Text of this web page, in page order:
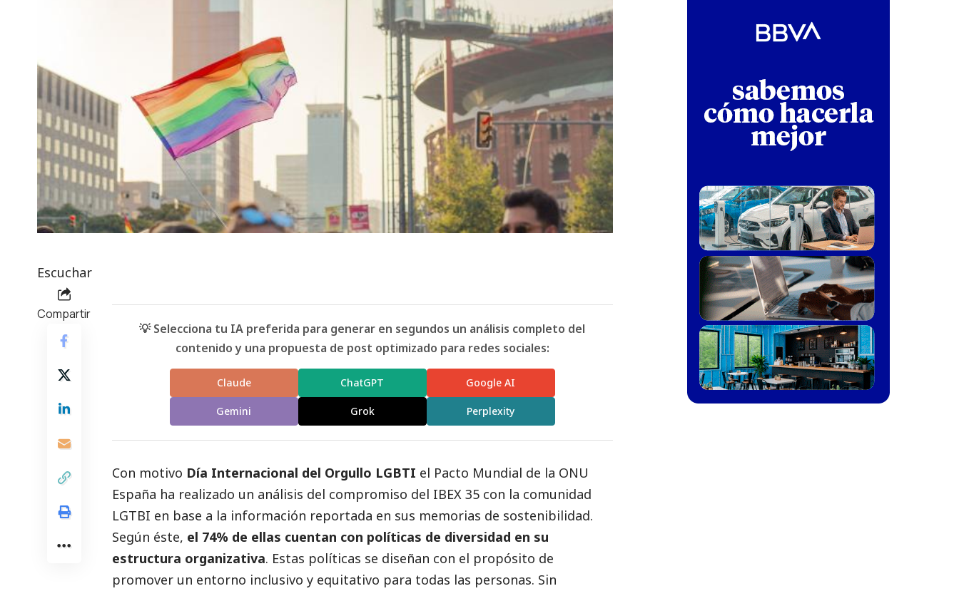
Escuchar
Compartir
💡 Selecciona tu IA preferida para generar en segundos un análisis completo del
contenido y una propuesta de post optimizado para redes sociales:
Claude ChatGPT Google AI
Gemini Grok Perplexity
Con motivo Día Internacional del Orgullo LGBTI el Pacto Mundial de la ONU
España ha realizado un análisis del compromiso del IBEX 35 con la comunidad
LGTBI en base a la información reportada en sus memorias de sostenibilidad.
Según éste, el 74% de ellas cuentan con políticas de diversidad en su
estructura organizativa. Estas políticas se diseñan con el propósito de
promover un entorno inclusivo y equitativo para todas las personas. Sin